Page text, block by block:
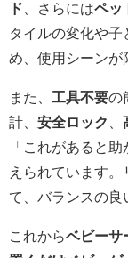
ド 、さらにはペッ
タイルの変化や
め、使用シーンが
また、 工具不要の
計、 安全ロック
「これがあると
えられています
て、バランスの良
これからベビーサ